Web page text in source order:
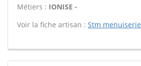
Métiers : IONISE -
Voir la fiche artisan : Stm menuiserie